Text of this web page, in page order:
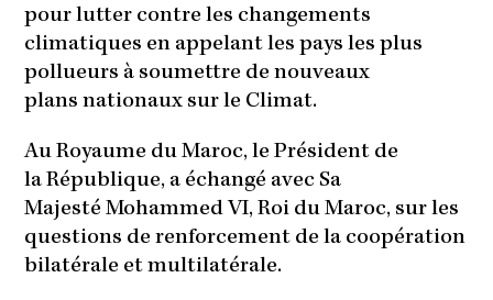
pour lutter contre les changements
climatiques en appelant les pays les plus
pollueurs à soumettre de nouveaux
plans nationaux sur le Climat.
Au Royaume du Maroc, le Président de
la République, a échangé avec Sa
Majesté Mohammed VI, Roi du Maroc, sur les
questions de renforcement de la coopération
bilatérale et multilatérale.